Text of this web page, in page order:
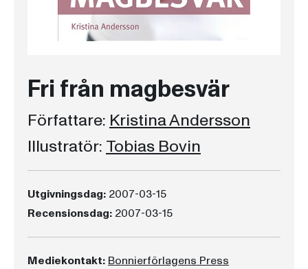
Fri från magbesvär
Författare: Kristina Andersson
Illustratör: Tobias Bovin
Utgivningsdag: 2007-03-15
Recensionsdag: 2007-03-15
Mediekontakt: Bonnierförlagens Press